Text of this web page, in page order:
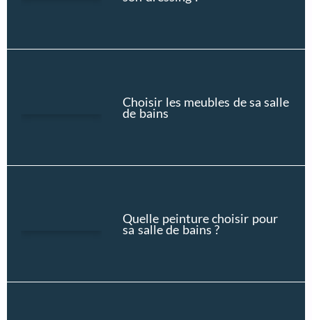
Choisir les meubles de sa salle
de bains
Quelle peinture choisir pour
sa salle de bains ?